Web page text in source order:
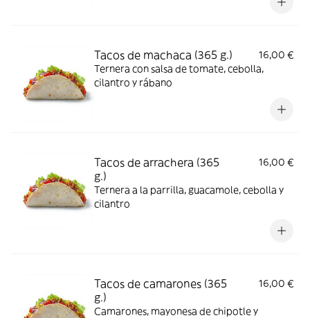
Tacos de machaca (365 g.)
16,00 €
Ternera con salsa de tomate, cebolla,
cilantro y rábano
Tacos de arrachera (365
g.)
16,00 €
Ternera a la parrilla, guacamole, cebolla y
cilantro
Tacos de camarones (365
g.)
16,00 €
Camarones, mayonesa de chipotle y